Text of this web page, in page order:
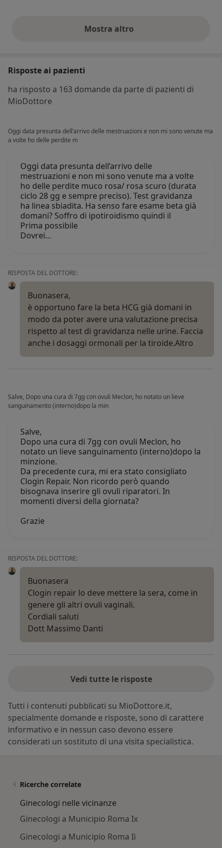
Mostra altroopinioni di cui sopra
Risposte ai pazienti
ha risposto a 163 domande da parte di pazienti di
MioDottore
Oggi data presunta dell’arrivo delle mestruazioni e non mi sono venute ma
a volte ho delle perdite m
Oggi data presunta dell’arrivo delle
mestruazioni e non mi sono venute ma a volte
ho delle perdite muco rosa/ rosa scuro (durata
ciclo 28 gg e sempre preciso). Test gravidanza
ha linea sbiadita. Ha senso fare esame beta già
domani? Soffro di ipotiroidismo quindi il
Prima possibile
Dovrei…
RISPOSTA DEL DOTTORE:
Buonasera,
è opportuno fare la beta HCG già domani in
modo da poter avere una valutazione precisa
rispetto al test di gravidanza nelle urine. Faccia
anche i dosaggi ormonali per la tiroide.Altro
Salve, Dopo una cura di 7gg con ovuli Meclon, ho notato un lieve
sanguinamento (interno)dopo la min
Salve,
Dopo una cura di 7gg con ovuli Meclon, ho
notato un lieve sanguinamento (interno)dopo la
minzione.
Da precedente cura, mi era stato consigliato
Clogin Repair. Non ricordo però quando
bisognava inserire gli ovuli riparatori. In
momenti diversi della giornata?
Grazie
RISPOSTA DEL DOTTORE:
Buonasera
Clogin repair lo deve mettere la sera, come in
genere gli altri ovuli vaginali.
Cordiali saluti
Dott Massimo Danti
Vedi tutte le risposte
Tutti i contenuti pubblicati su MioDottore.it,
specialmente domande e risposte, sono di carattere
informativo e in nessun caso devono essere
considerati un sostituto di una visita specialistica.
Ricerche correlate
Ginecologi nelle vicinanze
Ginecologi a Municipio Roma Ix
Ginecologi a Municipio Roma Ii